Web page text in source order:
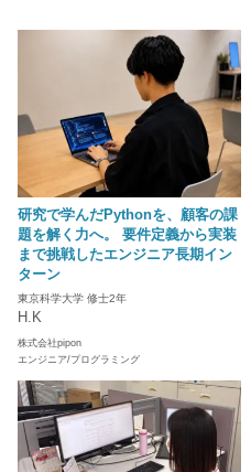
研究で学んだPythonを、顧客の課
題を解く力へ。 要件定義から実装
まで挑戦したエンジニア長期イン
ターン
東京科学大学 修士2年
H.K
株式会社pipon
エンジニア/プログラミング